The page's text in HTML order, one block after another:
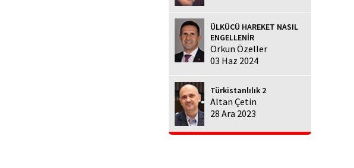
ÜLKÜCÜ HAREKET NASIL
ENGELLENİR
Orkun Özeller
03 Haz 2024
Türkistanlılık 2
Altan Çetin
28 Ara 2023